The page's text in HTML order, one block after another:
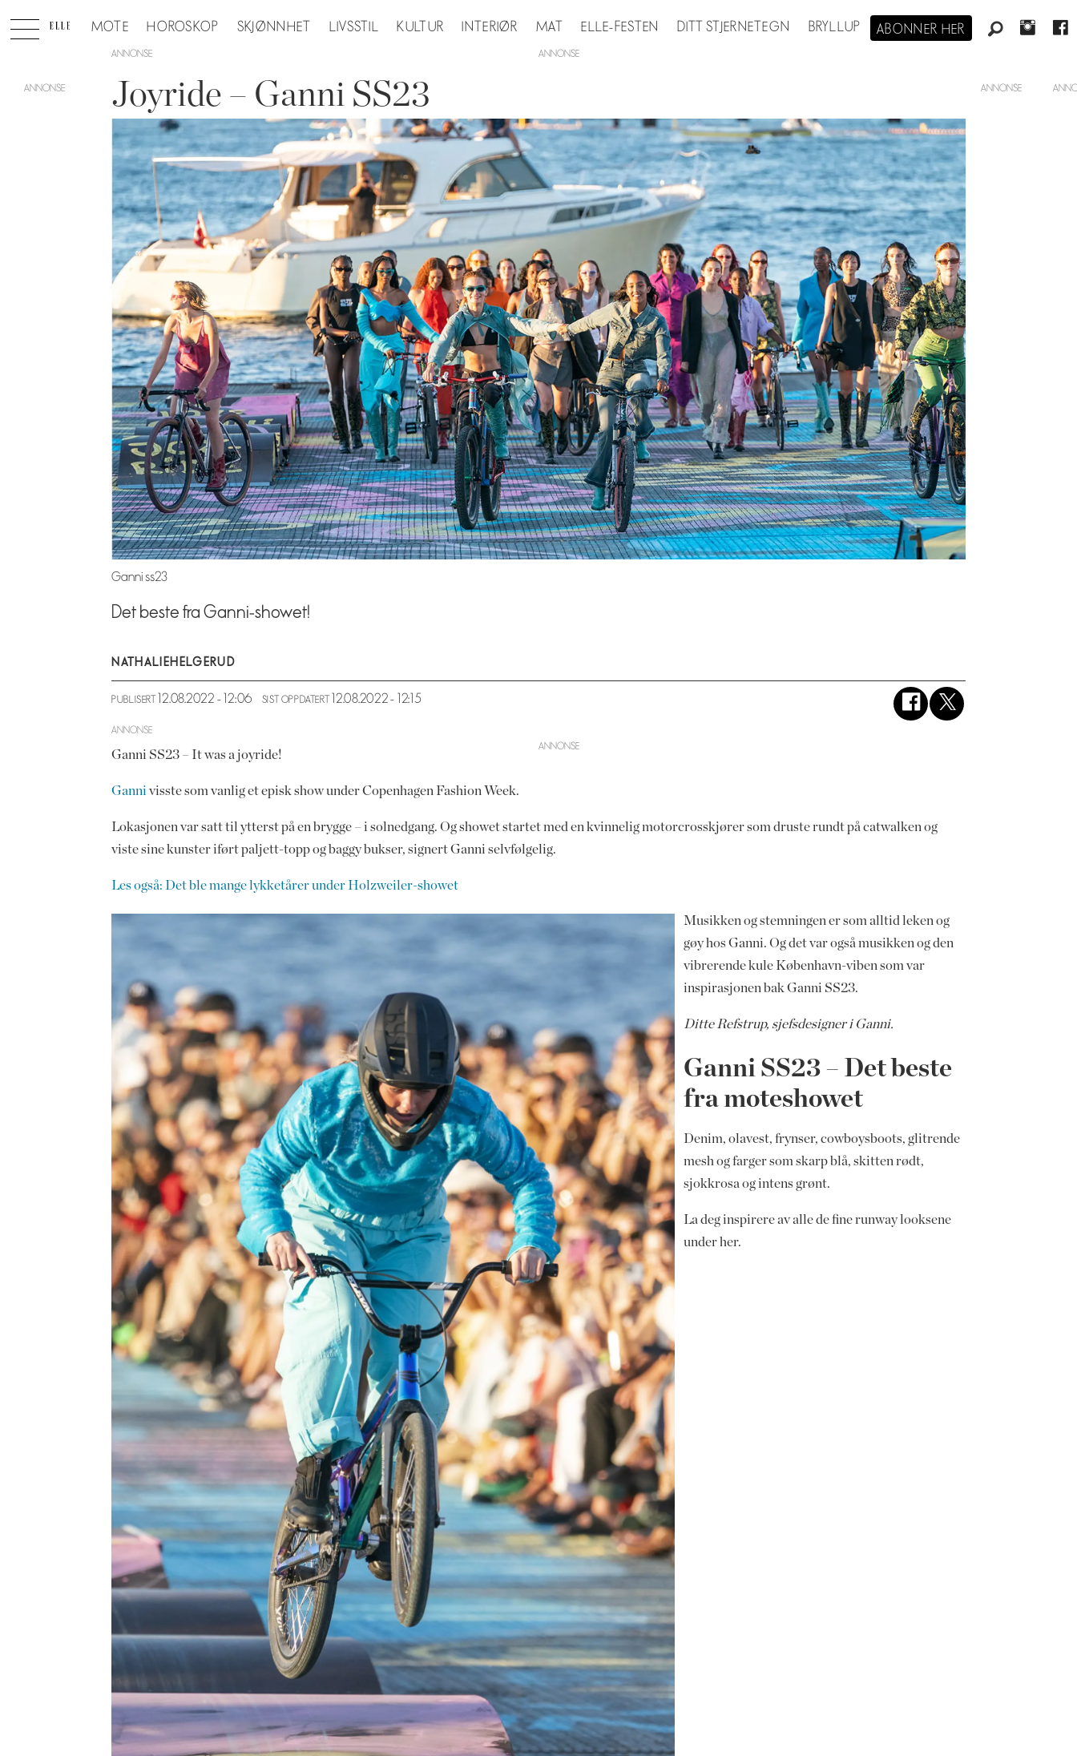
MOTE HOROSKOP SKJØNNHET LIVSSTIL KULTUR INTERIØR MAT ELLE-FESTEN DITT STJERNETEGN BRYLLUP ABONNER HER
ANNONSE
Joyride – Ganni SS23
Ganni ss23
Det beste fra Ganni-showet!
NATHALIEHELGERUD
PUBLISERT 12.08.2022 - 12:06 SIST OPPDATERT 12.08.2022 - 12:15
ANNONSE
Ganni SS23 – It was a joyride!
Ganni visste som vanlig et episk show under Copenhagen Fashion Week.
Lokasjonen var satt til ytterst på en brygge – i solnedgang. Og showet startet med en kvinnelig motorcrosskjører som druste rundt på catwalken og
viste sine kunster iført paljett-topp og baggy bukser, signert Ganni selvfølgelig.
Les også: Det ble mange lykketårer under Holzweiler-showet
Musikken og stemningen er som alltid leken og
gøy hos Ganni. Og det var også musikken og den
vibrerende kule København-viben som var
inspirasjonen bak Ganni SS23.
Ditte Refstrup, sjefsdesigner i Ganni.
Ganni SS23 – Det beste
fra moteshowet
Denim, olavest, frynser, cowboysboots, glitrende
mesh og farger som skarp blå, skitten rødt,
sjokkrosa og intens grønt.
La deg inspirere av alle de fine runway looksene
under her.
ANNONSE